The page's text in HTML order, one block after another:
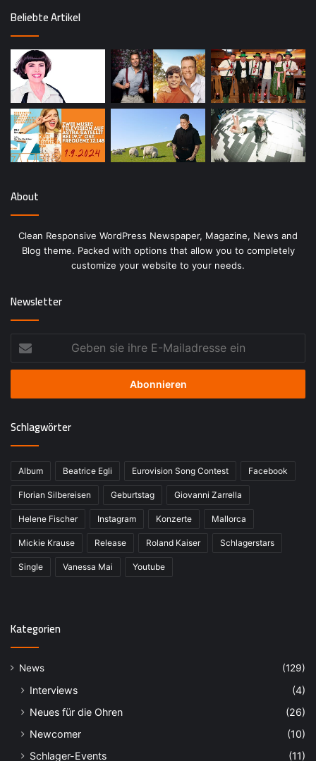
Beliebte Artikel
About
Clean Responsive WordPress Newspaper, Magazine, News and
Blog theme. Packed with options that allow you to completely
customize your website to your needs.
Newsletter
sie
ihre
Mailadresse
Schlagwörter
Album Beatrice Egli Eurovision Song Contest Facebook
Florian Silbereisen Geburtstag Giovanni Zarrella
Helene Fischer Instagram Konzerte Mallorca
Mickie Krause Release Roland Kaiser Schlagerstars
Single Vanessa Mai Youtube
Kategorien
News (129)
Interviews
(4)
Neues für die Ohren
(26)
Newcomer
(10)
Schlager-Events
(11)